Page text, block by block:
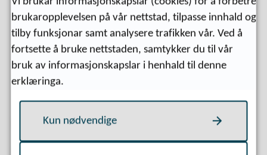
TT-ordninga er eit tilbod om drosjetransport for
personar som på grunn av funksjonsnedsetting har
store vanskar med å nytte ordinær
kollektivtransport. Ordninga gjeld fritidsreiser som
ikkje blir dekte av andre offentlege ordningar.
Les meir
brukaropplevelsen på vår nettstad, tilpasse innhald og
tilby funksjonar samt analysere trafikken vår. Ved å
fortsette å bruke nettstaden, samtykker du til vår
bruk av informasjonskapslar i henhald til denne
erklæringa.
Kun nødvendige